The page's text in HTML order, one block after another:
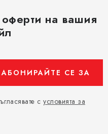
на вашия
с условията за
АБОНИРАЙТЕ СЕ ЗА